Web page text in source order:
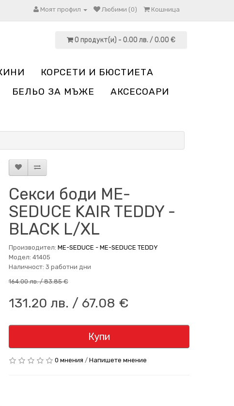
Моят профил Любими (0) Кошница
0 продукт(и) - 0.00 лв. / 0.00 €
КОРСЕТИ И БЮСТИЕТА
БЕЛЬО ЗА МЪЖЕ
АКСЕСОАРИ
Секси боди ME-
SEDUCE KAIR TEDDY -
BLACK L/XL
Производител: ME-SEDUCE - ME-SEDUCE TEDDY
Модел: 41405
Наличност: 3 работни дни
164.00 лв. / 83.85 €
131.20 лв. / 67.08 €
Купи
0 мнения / Напишете мнение